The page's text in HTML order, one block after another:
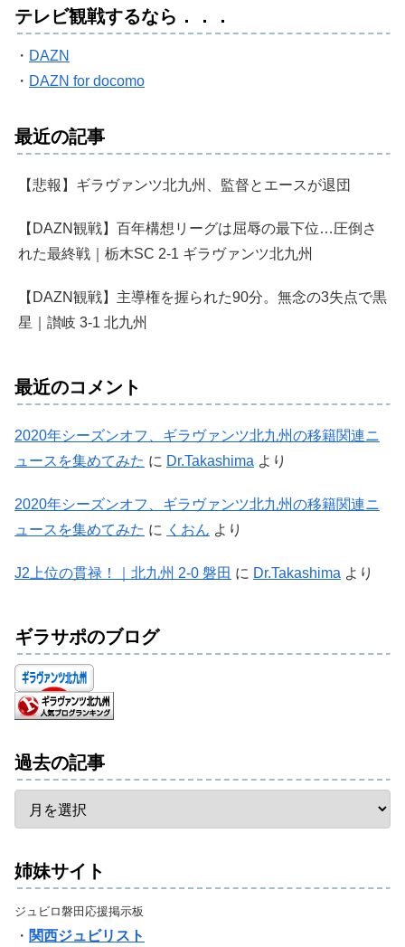
テレビ観戦するなら．．．
・ DAZN
・ DAZN for docomo
最近の記事
【悲報】ギラヴァンツ北九州、監督とエースが退団
【DAZN観戦】百年構想リーグは屈辱の最下位…圧倒さ
れた最終戦｜栃木SC 2-1 ギラヴァンツ北九州
【DAZN観戦】主導権を握られた90分。無念の3失点で黒
星｜讃岐 3-1 北九州
最近のコメント
2020年シーズンオフ、ギラヴァンツ北九州の移籍関連ニ
ュースを集めてみた に Dr.Takashima より
2020年シーズンオフ、ギラヴァンツ北九州の移籍関連ニ
ュースを集めてみた に くおん より
J2上位の貫禄！｜北九州 2-0 磐田 に Dr.Takashima より
ギラサポのブログ
過去の記事
姉妹サイト
ジュビロ磐田応援掲示板
・ 関西ジュビリスト